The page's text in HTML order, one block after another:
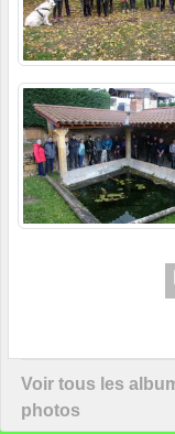
Voir tous les
photos